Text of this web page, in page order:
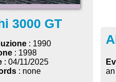
3000 GT
: 1990
: 1998
: 04/11/2025
: none